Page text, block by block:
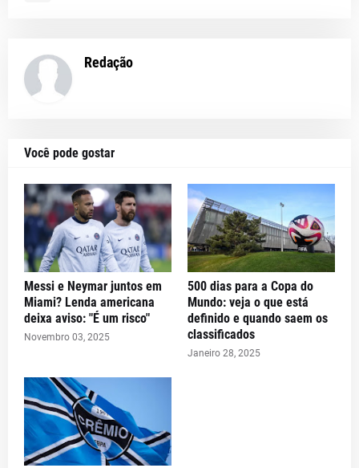
Redação
Você pode gostar
Messi e Neymar juntos em
Miami? Lenda americana
deixa aviso: "É um risco"
Novembro 03, 2025
500 dias para a Copa do
Mundo: veja o que está
definido e quando saem os
classificados
Janeiro 28, 2025